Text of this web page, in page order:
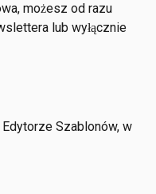
możesz od razu
lub wyłącznie
Szablonów, w